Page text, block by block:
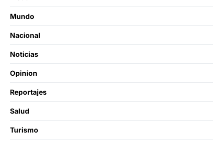
Mundo
Nacional
Noticias
Opinion
Reportajes
Salud
Turismo